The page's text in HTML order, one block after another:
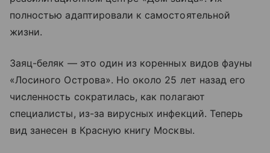
полностью адаптировали к самостоятельной
жизни.
Заяц-беляк — это один из коренных видов фауны
«Лосиного Острова». Но около 25 лет назад его
численность сократилась, как полагают
специалисты, из-за вирусных инфекций. Теперь
вид занесен в Красную книгу Москвы.